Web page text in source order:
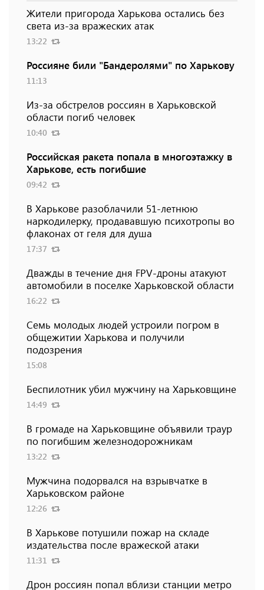
Жители пригорода Харькова остались без
света из-за вражеских атак
13:22
Россияне били "Бандеролями" по Харькову
11:13
Из-за обстрелов россиян в Харьковской
области погиб человек
10:40
Российская ракета попала в многоэтажку в
Харькове, есть погибшие
09:42
В Харькове разоблачили 51-летнюю
наркодилерку, продававшую психотропы во
флаконах от геля для душа
17:37
Дважды в течение дня FPV-дроны атакуют
автомобили в поселке Харьковской области
16:22
Семь молодых людей устроили погром в
общежитии Харькова и получили
подозрения
15:08
Беспилотник убил мужчину на Харьковщине
14:49
В громаде на Харьковщине объявили траур
по погибшим железнодорожникам
13:22
Мужчина подорвался на взрывчатке в
Харьковском районе
12:26
В Харькове потушили пожар на складе
издательства после вражеской атаки
11:31
Дрон россиян попал вблизи станции метро